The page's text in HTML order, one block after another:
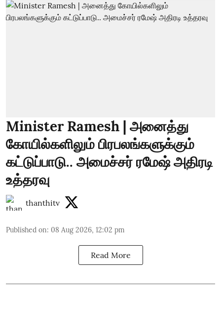
Minister Ramesh | அனைத்து
கோயில்களிலும் பிரபலங்களுக்கும்
கட்டுப்பாடு.. அமைச்சர் ரமேஷ் அதிரடி
உத்தரவு
thanthitv
Published on: 08 Aug 2026, 12:02 pm
Read More